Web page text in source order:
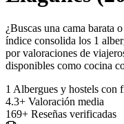
¿Buscas una cama barata
índice consolida los 1
por valoraciones de
disponibles como cocina
1 Albergues y hostels con
4.3+ Valoración media
169+ Reseñas verificadas